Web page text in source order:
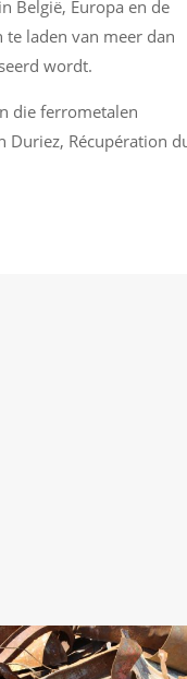
België, Europa en de
laden van meer dan
wordt.
die ferrometalen
Duriez, Récupération